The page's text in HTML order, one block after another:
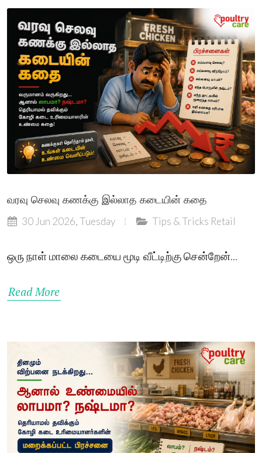
வரவு செலவு கணக்கு இல்லாத கடையின் கதை
30 Jun 2026, Tuesday Tips & Tricks Retail
ஒரு நாள் மாலை கடையை மூடி வீட்டிற்கு சென்றேன்...
Read More